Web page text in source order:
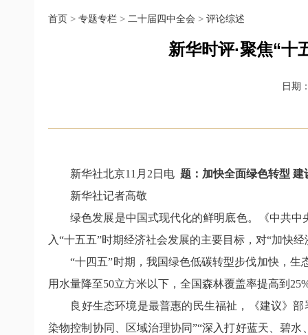
首页 > 专题专栏 > 二十届四中全会 > 评论综述
新华时评·聚焦“十
日期
新华社北京11月2日电 题：加快全面绿色转型 建
新华社记者高敬
绿色发展是中国式现代化的鲜明底色。《中共中
入“十五五”时期经济社会发展的主要目标，对“加快
“十四五”时期，我国绿色低碳转型步伐加快，生
用水量降至50立方米以下，全国森林覆盖率提高到
良好生态环境是最普惠的民生福祉，《建议》部
染物控制协同、区域治理协同”“深入打好蓝天、碧